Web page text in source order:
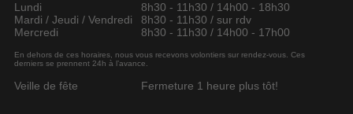
Lundi
8h30 - 11h30 / 14h00 - 18h30
Mardi / Jeudi / Vendredi
8h30 - 11h30 / sur rdv
Mercredi
8h30 - 11h30 / 14h00 - 17h00
En dehors de ces horaires, nous vous recevons volontiers sur rendez-vous. Ces
derniers se prennent 24h à l’avance.
Veille de fête Fermeture 1 heure plus tôt!